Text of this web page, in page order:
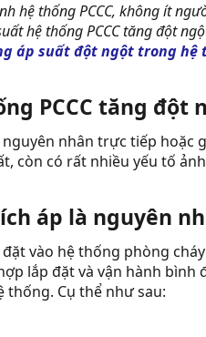
hệ thống PCCC, không ít
hệ thống PCCC tăng đột
áp suất đột ngột trong hệ
PCCC tăng
nhân trực tiếp hoặc
còn có rất nhiều yếu tố
áp là nguyên
vào hệ thống phòng
lắp đặt và vận hành
Cụ thể như sau: